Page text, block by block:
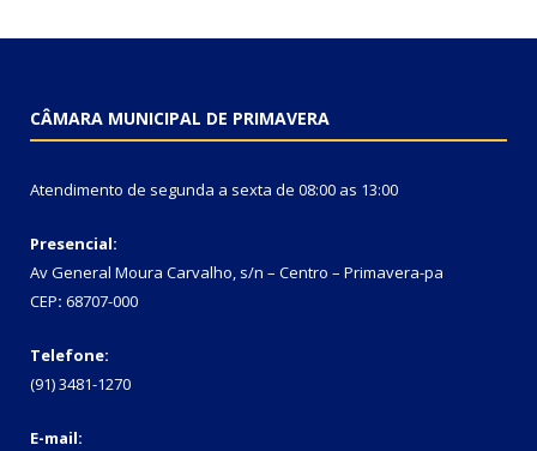
CÂMARA MUNICIPAL DE PRIMAVERA
Atendimento de segunda a sexta de 08:00 as 13:00
Presencial:
Av General Moura Carvalho, s/n – Centro – Primavera-pa
CEP: 68707-000
Telefone:
(91) 3481-1270
E-mail: